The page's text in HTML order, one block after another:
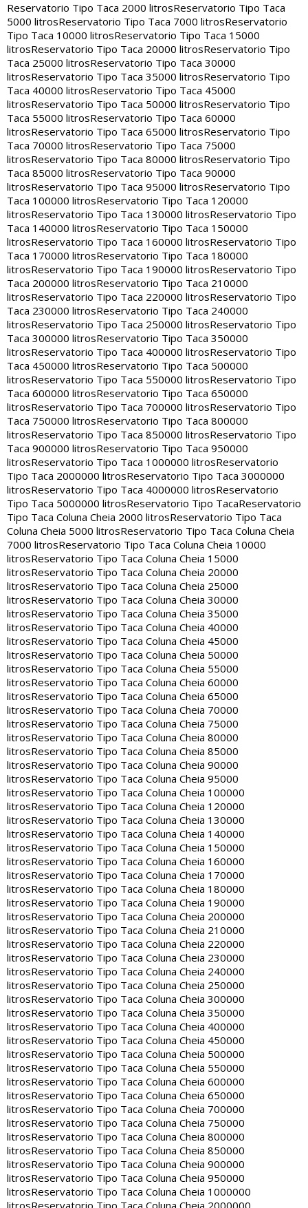
Reservatorio Tipo Taca 2000 litrosReservatorio Tipo Taca
5000 litrosReservatorio Tipo Taca 7000 litrosReservatorio
Tipo Taca 10000 litrosReservatorio Tipo Taca 15000
litrosReservatorio Tipo Taca 20000 litrosReservatorio Tipo
Taca 25000 litrosReservatorio Tipo Taca 30000
litrosReservatorio Tipo Taca 35000 litrosReservatorio Tipo
Taca 40000 litrosReservatorio Tipo Taca 45000
litrosReservatorio Tipo Taca 50000 litrosReservatorio Tipo
Taca 55000 litrosReservatorio Tipo Taca 60000
litrosReservatorio Tipo Taca 65000 litrosReservatorio Tipo
Taca 70000 litrosReservatorio Tipo Taca 75000
litrosReservatorio Tipo Taca 80000 litrosReservatorio Tipo
Taca 85000 litrosReservatorio Tipo Taca 90000
litrosReservatorio Tipo Taca 95000 litrosReservatorio Tipo
Taca 100000 litrosReservatorio Tipo Taca 120000
litrosReservatorio Tipo Taca 130000 litrosReservatorio Tipo
Taca 140000 litrosReservatorio Tipo Taca 150000
litrosReservatorio Tipo Taca 160000 litrosReservatorio Tipo
Taca 170000 litrosReservatorio Tipo Taca 180000
litrosReservatorio Tipo Taca 190000 litrosReservatorio Tipo
Taca 200000 litrosReservatorio Tipo Taca 210000
litrosReservatorio Tipo Taca 220000 litrosReservatorio Tipo
Taca 230000 litrosReservatorio Tipo Taca 240000
litrosReservatorio Tipo Taca 250000 litrosReservatorio Tipo
Taca 300000 litrosReservatorio Tipo Taca 350000
litrosReservatorio Tipo Taca 400000 litrosReservatorio Tipo
Taca 450000 litrosReservatorio Tipo Taca 500000
litrosReservatorio Tipo Taca 550000 litrosReservatorio Tipo
Taca 600000 litrosReservatorio Tipo Taca 650000
litrosReservatorio Tipo Taca 700000 litrosReservatorio Tipo
Taca 750000 litrosReservatorio Tipo Taca 800000
litrosReservatorio Tipo Taca 850000 litrosReservatorio Tipo
Taca 900000 litrosReservatorio Tipo Taca 950000
litrosReservatorio Tipo Taca 1000000 litrosReservatorio
Tipo Taca 2000000 litrosReservatorio Tipo Taca 3000000
litrosReservatorio Tipo Taca 4000000 litrosReservatorio
Tipo Taca 5000000 litrosReservatorio Tipo TacaReservatorio
Tipo Taca Coluna Cheia 2000 litrosReservatorio Tipo Taca
Coluna Cheia 5000 litrosReservatorio Tipo Taca Coluna Cheia
7000 litrosReservatorio Tipo Taca Coluna Cheia 10000
litrosReservatorio Tipo Taca Coluna Cheia 15000
litrosReservatorio Tipo Taca Coluna Cheia 20000
litrosReservatorio Tipo Taca Coluna Cheia 25000
litrosReservatorio Tipo Taca Coluna Cheia 30000
litrosReservatorio Tipo Taca Coluna Cheia 35000
litrosReservatorio Tipo Taca Coluna Cheia 40000
litrosReservatorio Tipo Taca Coluna Cheia 45000
litrosReservatorio Tipo Taca Coluna Cheia 50000
litrosReservatorio Tipo Taca Coluna Cheia 55000
litrosReservatorio Tipo Taca Coluna Cheia 60000
litrosReservatorio Tipo Taca Coluna Cheia 65000
litrosReservatorio Tipo Taca Coluna Cheia 70000
litrosReservatorio Tipo Taca Coluna Cheia 75000
litrosReservatorio Tipo Taca Coluna Cheia 80000
litrosReservatorio Tipo Taca Coluna Cheia 85000
litrosReservatorio Tipo Taca Coluna Cheia 90000
litrosReservatorio Tipo Taca Coluna Cheia 95000
litrosReservatorio Tipo Taca Coluna Cheia 100000
litrosReservatorio Tipo Taca Coluna Cheia 120000
litrosReservatorio Tipo Taca Coluna Cheia 130000
litrosReservatorio Tipo Taca Coluna Cheia 140000
litrosReservatorio Tipo Taca Coluna Cheia 150000
litrosReservatorio Tipo Taca Coluna Cheia 160000
litrosReservatorio Tipo Taca Coluna Cheia 170000
litrosReservatorio Tipo Taca Coluna Cheia 180000
litrosReservatorio Tipo Taca Coluna Cheia 190000
litrosReservatorio Tipo Taca Coluna Cheia 200000
litrosReservatorio Tipo Taca Coluna Cheia 210000
litrosReservatorio Tipo Taca Coluna Cheia 220000
litrosReservatorio Tipo Taca Coluna Cheia 230000
litrosReservatorio Tipo Taca Coluna Cheia 240000
litrosReservatorio Tipo Taca Coluna Cheia 250000
litrosReservatorio Tipo Taca Coluna Cheia 300000
litrosReservatorio Tipo Taca Coluna Cheia 350000
litrosReservatorio Tipo Taca Coluna Cheia 400000
litrosReservatorio Tipo Taca Coluna Cheia 450000
litrosReservatorio Tipo Taca Coluna Cheia 500000
litrosReservatorio Tipo Taca Coluna Cheia 550000
litrosReservatorio Tipo Taca Coluna Cheia 600000
litrosReservatorio Tipo Taca Coluna Cheia 650000
litrosReservatorio Tipo Taca Coluna Cheia 700000
litrosReservatorio Tipo Taca Coluna Cheia 750000
litrosReservatorio Tipo Taca Coluna Cheia 800000
litrosReservatorio Tipo Taca Coluna Cheia 850000
litrosReservatorio Tipo Taca Coluna Cheia 900000
litrosReservatorio Tipo Taca Coluna Cheia 950000
litrosReservatorio Tipo Taca Coluna Cheia 1000000